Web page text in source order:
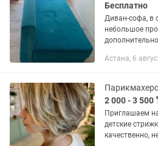
Бесплатно
Диван-софа, в
небольшое
Астана, 6
2 000 - 3 500
Приглашаем
детские
качественно,